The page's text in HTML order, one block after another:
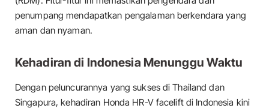
penumpang mendapatkan pengalaman berkendara yang
aman dan nyaman.
Kehadiran di Indonesia Menunggu Waktu
Dengan peluncurannya yang sukses di Thailand dan
Singapura, kehadiran Honda HR-V facelift di Indonesia kini